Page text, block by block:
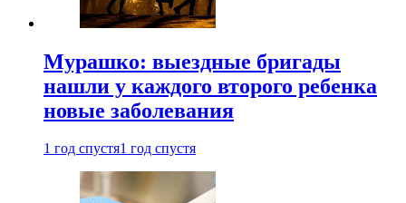
Мурашко: выездные бригады
нашли у каждого второго ребенка
новые заболевания
1 год спустя1 год спустя